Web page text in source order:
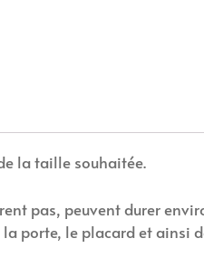
la taille souhaitée.
pas, peuvent durer
porte, le placard et ainsi